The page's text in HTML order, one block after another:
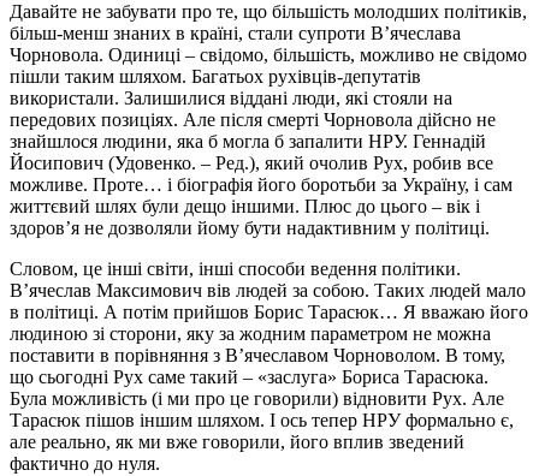
Давайте не забувати про те, що більшість молодших політиків,
більш-менш знаних в країні, стали супроти В’ячеслава
Чорновола. Одиниці – свідомо, більшість, можливо не свідомо
пішли таким шляхом. Багатьох рухівців-депутатів
використали. Залишилися віддані люди, які стояли на
передових позиціях. Але після смерті Чорновола дійсно не
знайшлося людини, яка б могла б запалити НРУ. Геннадій
Йосипович (Удовенко. – Ред.), який очолив Рух, робив все
можливе. Проте… і біографія його боротьби за Україну, і сам
життєвий шлях були дещо іншими. Плюс до цього – вік і
здоров’я не дозволяли йому бути надактивним у політиці.
Словом, це інші світи, інші способи ведення політики.
В’ячеслав Максимович вів людей за собою. Таких людей мало
в політиці. А потім прийшов Борис Тарасюк… Я вважаю його
людиною зі сторони, яку за жодним параметром не можна
поставити в порівняння з В’ячеславом Чорноволом. В тому,
що сьогодні Рух саме такий – «заслуга» Бориса Тарасюка.
Була можливість (і ми про це говорили) відновити Рух. Але
Тарасюк пішов іншим шляхом. І ось тепер НРУ формально є,
але реально, як ми вже говорили, його вплив зведений
фактично до нуля.